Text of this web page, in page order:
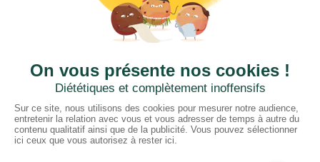
CTN FRANCE
2 rue du Puits Dixme 604
94310 ORLY
01 41 73 12 40
Horaires :
Retrait Dépôt : 08h30-12h00; 13h30-17h30